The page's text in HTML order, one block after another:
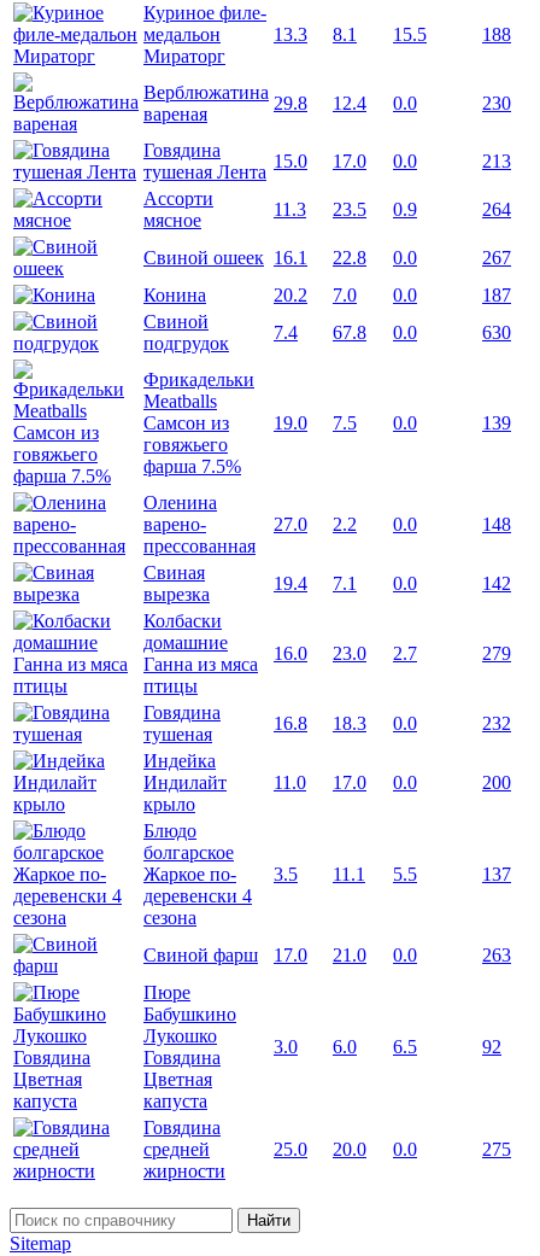
Куриное филе-
медальон
Мираторг
13.3 8.1 15.5 188
Верблюжатина
вареная
29.8 12.4 0.0 230
Говядина
тушеная Лента
15.0 17.0 0.0
213
Ассорти
мясное
11.3 23.5 0.9 264
Свиной ошеек 16.1 22.8 0.0
267
Конина
20.2 7.0 0.0
187
Свиной
подгрудок
7.4 67.8 0.0 630
Фрикадельки
Meatballs
Самсон из
говяжьего
фарша 7.5%
19.0 7.5 0.0 139
Оленина
варено-
прессованная
27.0 2.2 0.0 148
Свиная
вырезка
19.4 7.1 0.0
142
Колбаски
домашние
Ганна из мяса
птицы
16.0 23.0 2.7 279
Говядина
тушеная
16.8 18.3 0.0
232
Индейка
Индилайт
крыло
11.0 17.0 0.0 200
Блюдо
болгарское
Жаркое по-
деревенски 4
сезона
3.5 11.1 5.5 137
Свиной фарш 17.0 21.0 0.0
263
Пюре
Бабушкино
Лукошко
Говядина
Цветная
капуста
3.0 6.0 6.5 92
Говядина
средней
жирности
25.0 20.0 0.0 275
Найти
Sitemap